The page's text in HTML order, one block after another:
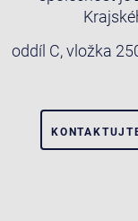
oddíl C, vložka